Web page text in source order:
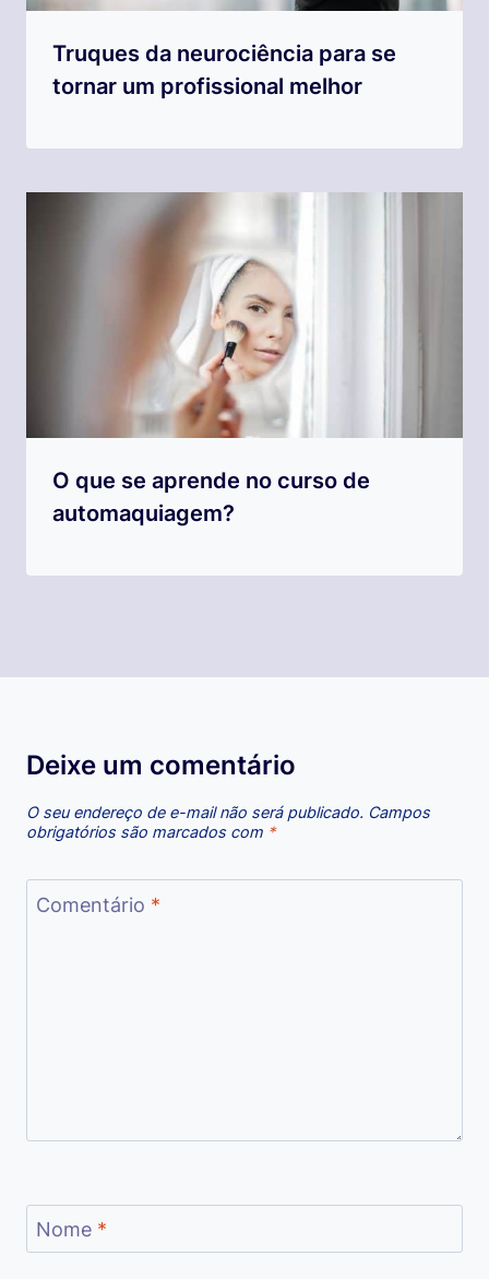
Truques da neurociência para se
tornar um profissional melhor
O que se aprende no curso de
automaquiagem?
Deixe um comentário
O seu endereço de e-mail não será publicado. Campos
obrigatórios são marcados com *
Comentário *
Nome *